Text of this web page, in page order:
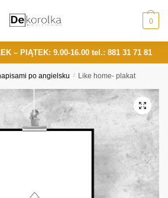
0
– PIĄTEK: 9.00-16.00 tel.: 881 31 71 81
po angielsku / Like home- plakat